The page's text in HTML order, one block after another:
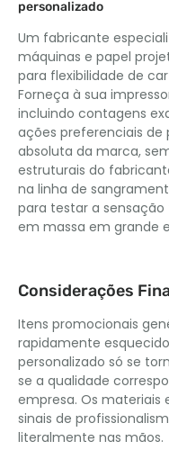
personalizado
Um fabricante
máquinas e papel
para flexibilidade de
Forneça à sua
incluindo contagens
ações preferenciais de
absoluta da marca,
estruturais do
na linha de
para testar a
em massa em grande
Considerações
Itens promocionais
rapidamente
personalizado só se
se a qualidade
empresa. Os materiais
sinais de
literalmente nas mãos.